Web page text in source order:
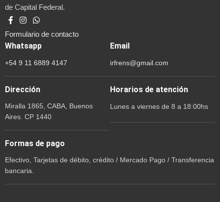
de Capital Federal.
Formulario de contacto
Whatsapp
+54 9 11 6889 4147
Email
irfrens@gmail.com
Dirección
Miralla 1865, CABA, Buenos
Aires. CP 1440
Horarios de atención
Lunes a viernes de 8 a 18:00hs
Formas de pago
Efectivo, Tarjetas de débito, crédito / Mercado Pago / Transferencia
bancaria.